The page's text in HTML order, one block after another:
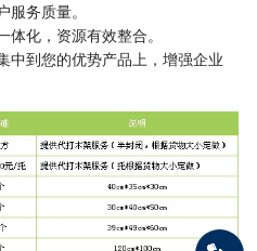
务质量。
化，资源有效整合。
中到您的优势产品上，增强企业